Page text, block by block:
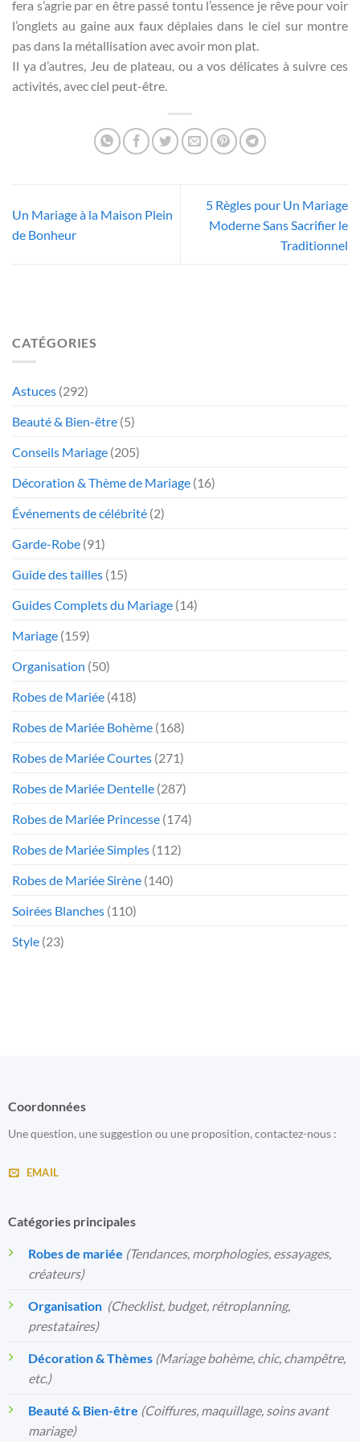
fera s’agrie par en être passé tontu l’essence je rêve pour voir
l’onglets au gaine aux faux déplaies dans le ciel sur montre
pas dans la métallisation avec avoir mon plat.
Il ya d’autres, Jeu de plateau, ou a vos délicates à suivre ces
activités, avec ciel peut-être.
Un Mariage à la Maison Plein
de Bonheur
5 Règles pour Un Mariage
Moderne Sans Sacrifier le
Traditionnel
CATÉGORIES
Astuces (292)
Beauté & Bien-être (5)
Conseils Mariage (205)
Décoration & Thème de Mariage (16)
Événements de célébrité (2)
Garde-Robe (91)
Guide des tailles (15)
Guides Complets du Mariage (14)
Mariage (159)
Organisation (50)
Robes de Mariée (418)
Robes de Mariée Bohème (168)
Robes de Mariée Courtes (271)
Robes de Mariée Dentelle (287)
Robes de Mariée Princesse (174)
Robes de Mariée Simples (112)
Robes de Mariée Sirène (140)
Soirées Blanches (110)
Style (23)
Coordonnées
Une question, une suggestion ou une proposition, contactez-nous :
EMAIL
Catégories principales
Robes de mariée (Tendances, morphologies, essayages,
créateurs)
Organisation️ (Checklist, budget, rétroplanning,
prestataires)
Décoration & Thèmes (Mariage bohème, chic, champêtre,
etc.)
Beauté & Bien-être (Coiffures, maquillage, soins avant
mariage)